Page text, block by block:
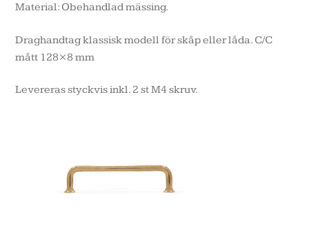
Material: Obehandlad mässing.
Draghandtag klassisk modell för skåp eller låda. C/C
mått 128×8 mm
Levereras styckvis inkl. 2 st M4 skruv.